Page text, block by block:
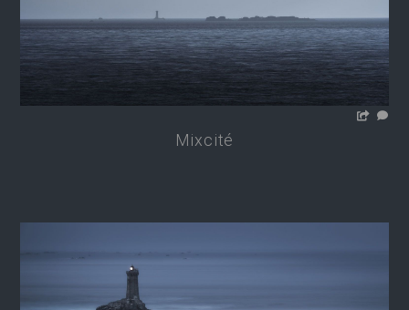
Mixcité